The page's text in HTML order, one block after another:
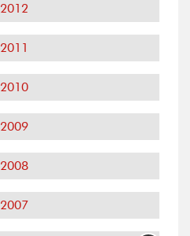
2012
2011
2010
2009
2008
2007